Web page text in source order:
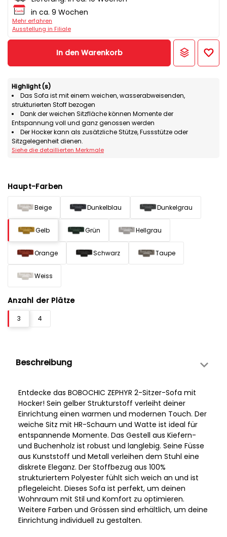
in ca. 9 Wochen
Mehr erfahren
Ausstellung in Filiale
In den Warenkorb
Highlight(s)
Das Sofa ist mit einem weichen, wasserabweisenden,
strukturierten Stoff bezogen
Dank der weichen Sitzfläche können Momente der
Entspannung voll und ganz genossen werden
Der Hocker kann als zusätzliche Stütze, Fussstütze oder
Sitzgelegenheit dienen.
Siehe die detaillierten Merkmale
Haupt-Farben
Beige Dunkelblau Dunkelgrau
Gelb Grün Hellgrau
Orange Schwarz Taupe
Weiss
Anzahl der Plätze
3 4
Beschreibung
Entdecke das BOBOCHIC ZEPHYR 2-Sitzer-Sofa mit
Hocker! Sein gelber Strukturstoff verleiht deiner
Einrichtung einen warmen und modernen Touch. Der
weiche Sitz mit HR-Schaum und Watte ist ideal für
entspannende Momente. Das Gestell aus Kiefern-
und Buchenholz ist robust und langlebig. Seine Füsse
aus Kunststoff und Metall verleihen dem Stuhl eine
diskrete Eleganz. Der Stoffbezug aus 100%
strukturiertem Polyester fühlt sich weich an und ist
pflegeleicht. Dieses Sofa ist perfekt, um deinen
Wohnraum mit Stil und Komfort zu optimieren.
Weitere Farben und Grössen sind erhältlich, um deine
Einrichtung individuell zu gestalten.